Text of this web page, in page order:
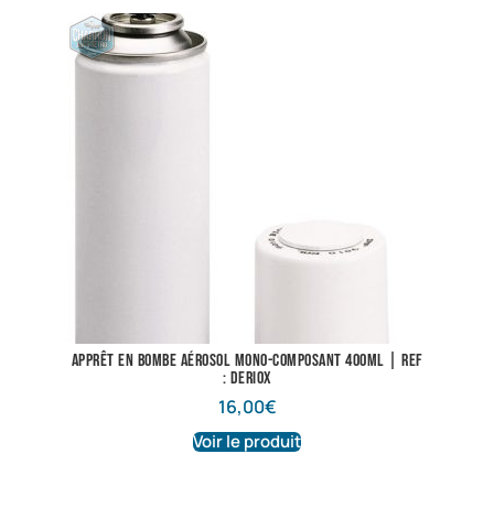
Apprêt en bombe aérosol mono-composant 400ML | Ref
: Deriox
16,00€
Voir le produit